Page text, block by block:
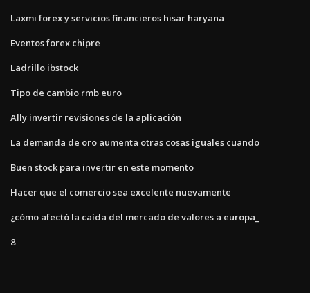
Laxmi forex y servicios financieros hisar haryana
Eventos forex chipre
Ladrillo ibstock
Tipo de cambio rmb euro
Ally invertir revisiones de la aplicación
La demanda de oro aumenta otras cosas iguales cuando
Buen stock para invertir en este momento
Hacer que el comercio sea excelente nuevamente
¿cómo afectó la caída del mercado de valores a europa_
8